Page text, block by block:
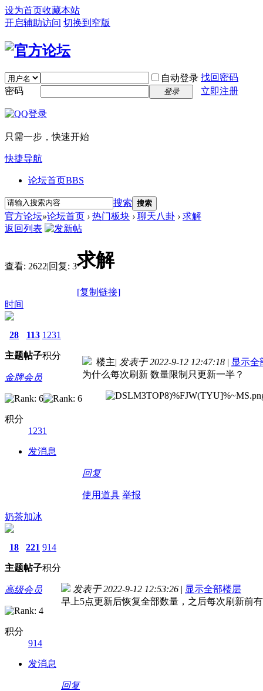
设为首页收藏本站
开启辅助访问 切换到窄版
自动登录 找回密码
密码
登录 立即注册
只需一步，快速开始
快捷导航
论坛首页BBS
搜索 搜索
官方论坛»论坛首页 › 热门板块 › 聊天八卦 › 求解
返回列表
查看: 2622|回复: 3求解
[复制链接]
时间
28
主题
113
帖子
1231
积分
金牌会员
积分
1231
发消息
楼主| 发表于 2022-9-12 12:47:18 | 显示全
为什么每次刷新 数量限制只更新一半？
回复
使用道具 举报
奶茶加冰
18
主题
221
帖子
914
积分
高级会员
积分
914
发消息
发表于 2022-9-12 12:53:26 | 显示全部楼层
早上5点更新后恢复全部数量，之后每次刷新前
回复